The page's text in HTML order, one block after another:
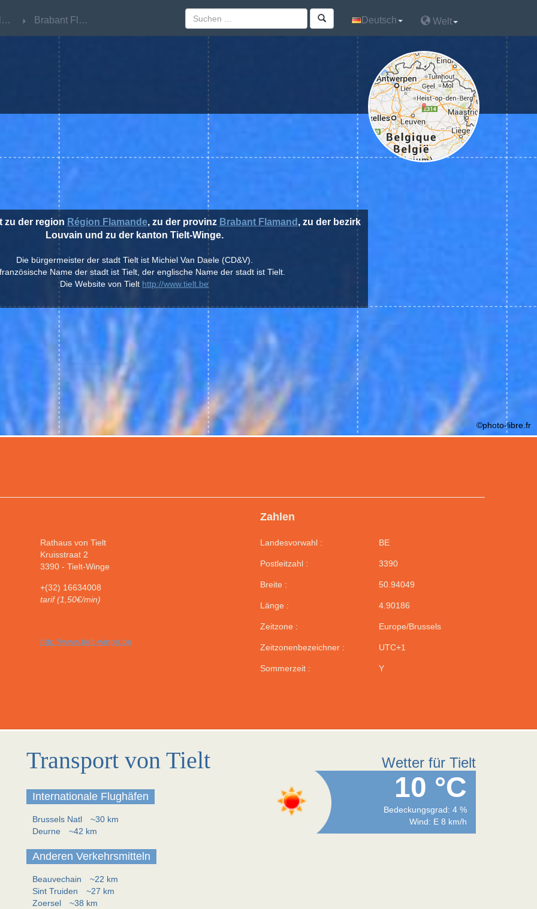
Région Flamande Brabant Flamand Deutsch Welt
Rathaus von Tielt
Kruisstraat 2
3390- Tielt-Winge
+(32) 16634008
tarif (1,50€/min)
http://www.tielt-winge.be
Zahlen
Landesvorwahl : BE
Postleitzahl : 3390
Breite : 50.94049
Länge : 4.90186
Zeitzone : Europe/Brussels
Zeitzonenbezeichner : UTC+1
Sommerzeit : Y
zu der region Région Flamande, zu der provinz Brabant Flamand , zu der bezirk
Louvain und zu der kanton Tielt-Winge.
Die bürgermeister der stadt Tielt ist Michiel Van Daele (CD&V).
Name der stadt ist Tielt, der englische Name der stadt ist Tielt.
Die Website von Tielt http://www.tielt.be
©photo-libre.fr
Transport von Tielt
Internationale Flughäfen
Brussels Natl
~30 km
Deurne
~42 km
Anderen Verkehrsmitteln
Beauvechain
~22 km
Sint Truiden
~27 km
Zoersel
~38 km
Wetter für Tielt
10 °C
Bedeckungsgrad: 4 %
Wind: E 8 km/h
Région Flamande Brabant Flamand Deutsch Welt